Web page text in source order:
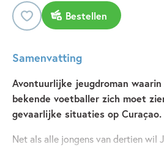
Bestellen
Samenvatting
Avontuurlijke jeugdroman waarin
bekende voetballer zich moet
gevaarlijke situaties op Curaçao.
Net als alle jongens van dertien wil